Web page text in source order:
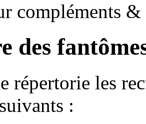
compléments
des
répertorie les
: